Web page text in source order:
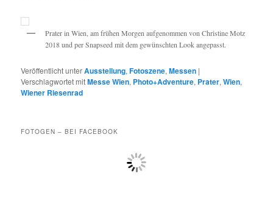
Prater in Wien, am frühen Morgen aufgenommen von Christine Motz
2018 und per Snapseed mit dem gewünschten Look angepasst.
Veröffentlicht unterAusstellung,Fotoszene,Messen |
Verschlagwortet mitMesse Wien, Photo+Adventure, Prater,Wien,
Wiener Riesenrad
FOTOGEN – BEI FACEBOOK